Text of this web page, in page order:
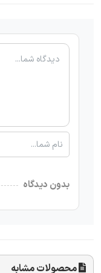
بدون دیدگاه
محصولات مشابه